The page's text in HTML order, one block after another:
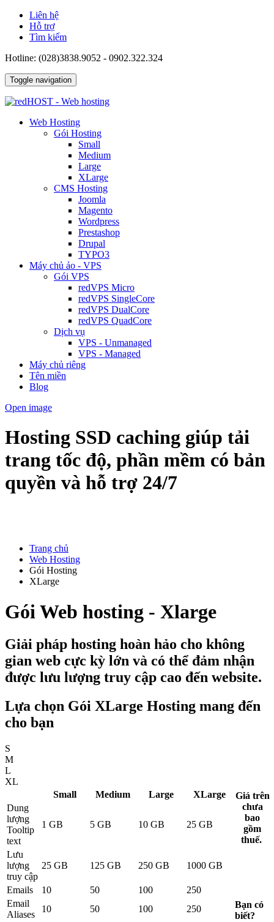
Liên hệ
Hỗ trợ
Tìm kiếm
Hotline: (028)3838.9052 - 0902.322.324
Toggle navigation
Web Hosting
Gói Hosting
Small
Medium
Large
XLarge
CMS Hosting
Joomla
Magento
Wordpress
Prestashop
Drupal
TYPO3
Máy chủ ảo - VPS
Gói VPS
redVPS Micro
redVPS SingleCore
redVPS DualCore
redVPS QuadCore
Dịch vụ
VPS - Unmanaged
VPS - Managed
Máy chủ riêng
Tên miền
Blog
Open image
Hosting SSD caching giúp tải
trang tốc độ, phần mềm có bản
quyền và hỗ trợ 24/7
Trang chủ
Web Hosting
Gói Hosting
XLarge
Gói Web hosting - Xlarge
Giải pháp hosting hoàn hảo cho không
gian web cực kỳ lớn và có thể đảm nhận
được lưu lượng truy cập cao đến website.
Lựa chọn Gói XLarge Hosting mang đến
cho bạn
S
M
L
XL
Small
Medium Large XLarge
Giá trên
chưa
bao
gồm
thuế.
Dung
lượng
Tooltip
text
1 GB 5 GB 10 GB 25 GB
Lưu
lượng
truy cập
25 GB 125 GB 250 GB 1000 GB
Bạn có
biết?
Emails 10 50 100
250
Email
Aliases
10 50 100
250